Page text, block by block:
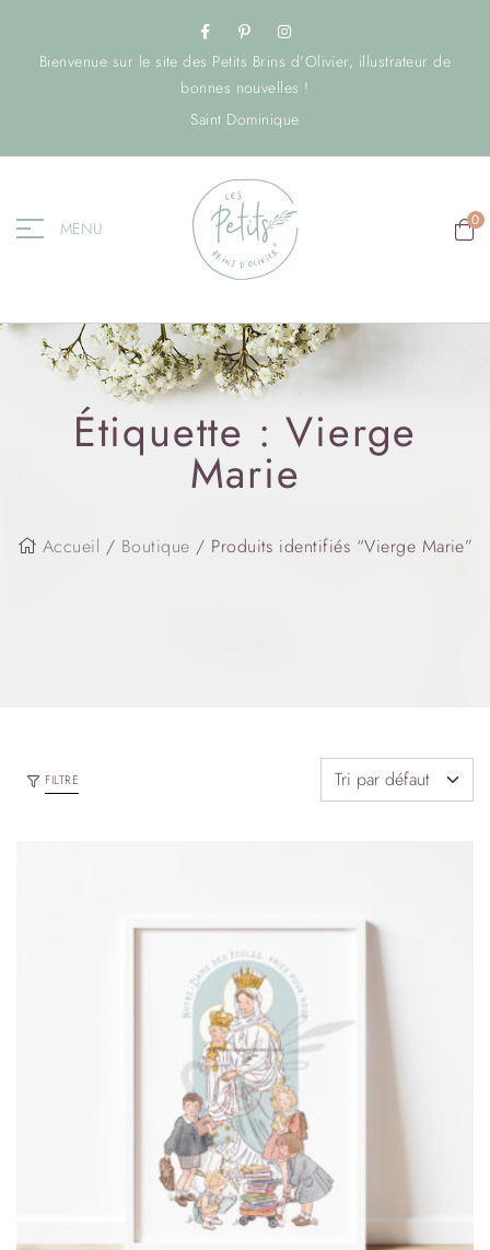
Bienvenue sur le site des Petits Brins d’Olivier, illustrateur de
bonnes nouvelles !
Saint Dominique
MENU 0
Étiquette :Vierge
Marie
Accueil / Boutique / Produits identifiés “Vierge Marie”
FILTRE